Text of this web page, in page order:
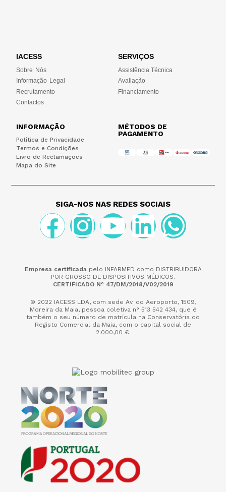
IACESS
Sobre Nós
Informação Legal
Recrutamento
Contactos
SERVIÇOS
Assistência Técnica
Avaliação
Financiamento
INFORMAÇÃO
Política de Privacidade
Termos e Condições
Livro de Reclamações
Mapa do Site
MÉTODOS DE
PAGAMENTO
SIGA-NOS NAS REDES SOCIAIS
Empresa certificadapelo INFARMED como DISTRIBUIDORA
POR GROSSO DE DISPOSITIVOS MÉDICOS.
CERTIFICADO Nº 47/DM/2018/V02/2019
© 2022 IACESS LDA, com sede Av. do Aeroporto, 1509,
Moreira da Maia, pessoa coletiva n° 513 542 434, que é
também o seu número de matrícula na Conservatória do
Registo Comercial da Maia, com o capital social de
2.000,00 €.